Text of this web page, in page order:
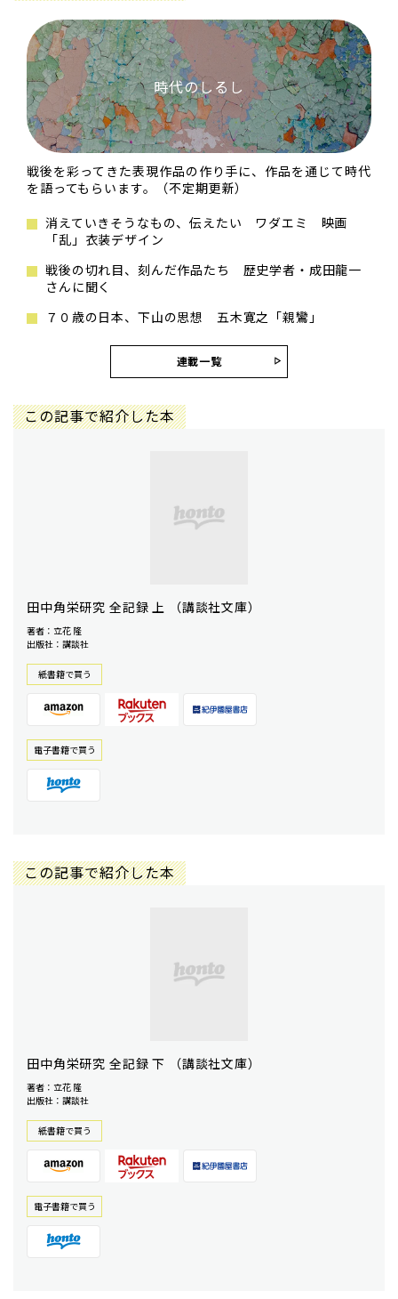
時代のしるし
戦後を彩ってきた表現作品の作り手に、作品を通じて時代
を語ってもらいます。（不定期更新）
消えていきそうなもの、伝えたい ワダエミ 映画
「乱」衣装デザイン
戦後の切れ目、刻んだ作品たち 歴史学者・成田龍一
さんに聞く
７０歳の日本、下山の思想 五木寛之「親鸞」
連載一覧
この記事で紹介した本
田中角栄研究 全記録 上 （講談社文庫）
著者：立花 隆
出版社：講談社
紙書籍で買う
電⼦書籍で買う
この記事で紹介した本
田中角栄研究 全記録 下 （講談社文庫）
著者：立花 隆
出版社：講談社
紙書籍で買う
電⼦書籍で買う